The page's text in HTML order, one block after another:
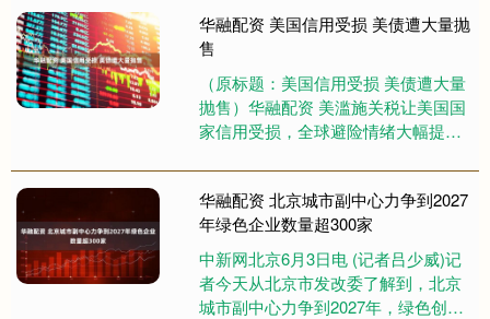
华融配资 美国信用受损 美债遭大量抛
售
（原标题：美国信用受损 美债遭大量
抛售）华融配资 美滥施关税让美国国
家信用受损，全球避险情绪大幅提升
投资者大量抛售美元资产。....
华融配资 北京城市副中心力争到2027
年绿色企业数量超300家
中新网北京6月3日电 (记者吕少威)记
者今天从北京市发改委了解到，北京
城市副中心力争到2027年，绿色创新